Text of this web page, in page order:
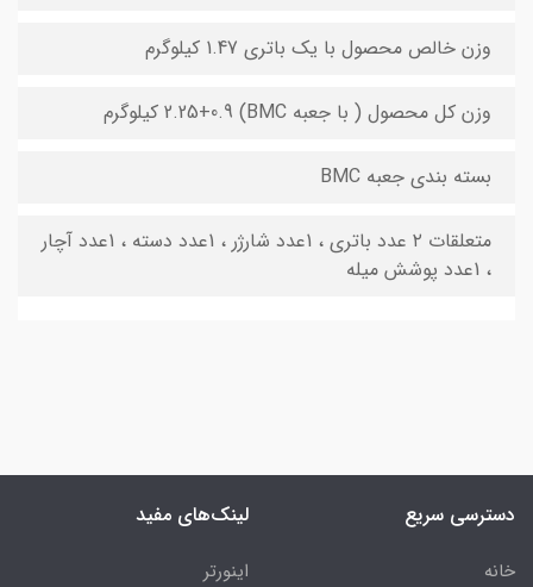
وزن خالص محصول با یک باتری 1.47 کیلوگرم
وزن کل محصول ( با جعبه BMC) 2.25+0.9 کیلوگرم
بسته بندی جعبه BMC
متعلقات ۲ عدد باتری ، 1عدد شارژر ، 1عدد دسته ، 1عدد آچار
، 1عدد پوشش میله
دسترسی سریع
خانه
لینک‌های مفید
اینورتر